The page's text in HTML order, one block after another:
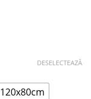
120x80cm
DESELECTEAZĂ